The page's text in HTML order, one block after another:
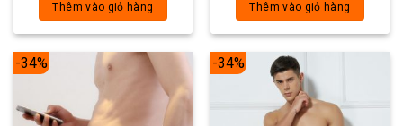
Thêm vào giỏ hàng Thêm vào giỏ hàng
-34% -34%